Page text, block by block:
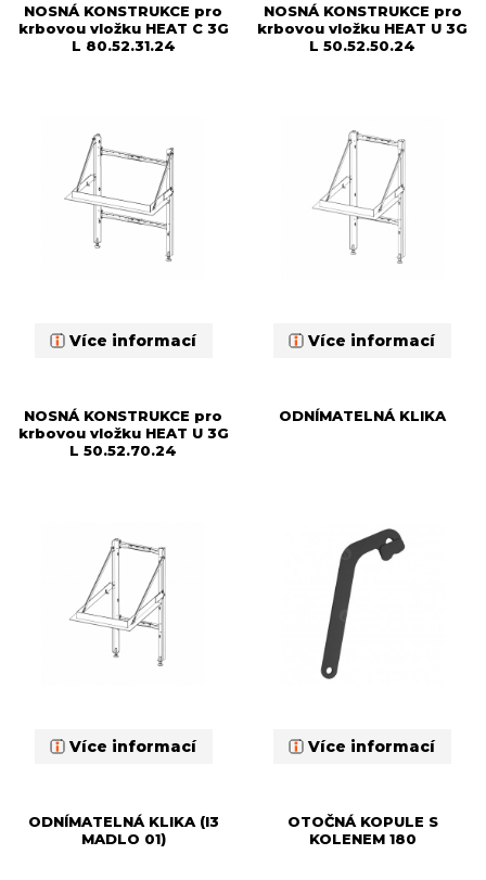
NOSNÁ KONSTRUKCE pro
krbovou vložku HEAT C 3G
L 80.52.31.24
Více informací
NOSNÁ KONSTRUKCE pro
krbovou vložku HEAT U 3G
L 50.52.50.24
Více informací
NOSNÁ KONSTRUKCE pro
krbovou vložku HEAT U 3G
L 50.52.70.24
Více informací
ODNÍMATELNÁ KLIKA
Více informací
ODNÍMATELNÁ KLIKA (I3
MADLO 01)
OTOČNÁ KOPULE S
KOLENEM 180